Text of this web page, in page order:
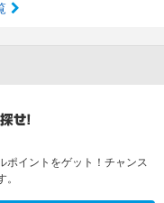
ポイントをゲット！チャンス